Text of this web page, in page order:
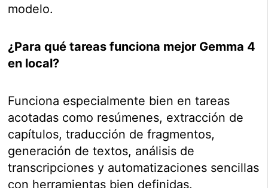
modelo.
¿Para qué tareas funciona mejor Gemma 4
en local?
Funciona especialmente bien en tareas
acotadas como resúmenes, extracción de
capítulos, traducción de fragmentos,
generación de textos, análisis de
transcripciones y automatizaciones sencillas
con herramientas bien definidas.